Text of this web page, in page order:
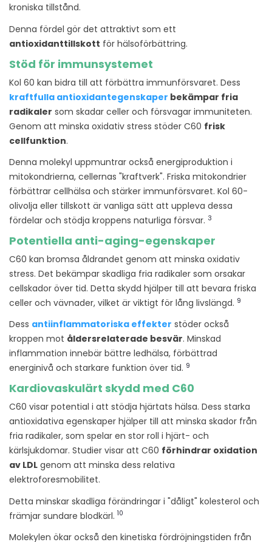
kroniska tillstånd.
Denna fördel gör det attraktivt som ett
antioxidanttillskott för hälsoförbättring.
Stöd för immunsystemet
Kol 60 kan bidra till att förbättra immunförsvaret. Dess
kraftfulla antioxidantegenskaper bekämpar fria
radikaler som skadar celler och försvagar immuniteten.
Genom att minska oxidativ stress stöder C60 frisk
cellfunktion.
Denna molekyl uppmuntrar också energiproduktion i
mitokondrierna, cellernas "kraftverk". Friska mitokondrier
förbättrar cellhälsa och stärker immunförsvaret. Kol 60-
olivolja eller tillskott är vanliga sätt att uppleva dessa
fördelar och stödja kroppens naturliga försvar. 3
Potentiella anti-aging-egenskaper
C60 kan bromsa åldrandet genom att minska oxidativ
stress. Det bekämpar skadliga fria radikaler som orsakar
cellskador över tid. Detta skydd hjälper till att bevara friska
celler och vävnader, vilket är viktigt för lång livslängd. 9
Dess antiinflammatoriska effekter stöder också
kroppen mot åldersrelaterade besvär. Minskad
inflammation innebär bättre ledhälsa, förbättrad
energinivå och starkare funktion över tid. 9
Kardiovaskulärt skydd med C60
C60 visar potential i att stödja hjärtats hälsa. Dess starka
antioxidativa egenskaper hjälper till att minska skador från
fria radikaler, som spelar en stor roll i hjärt- och
kärlsjukdomar. Studier visar att C60 förhindrar oxidation
av LDL genom att minska dess relativa
elektroforesmobilitet.
Detta minskar skadliga förändringar i "dåligt" kolesterol och
främjar sundare blodkärl. 10
Molekylen ökar också den kinetiska fördröjningstiden från